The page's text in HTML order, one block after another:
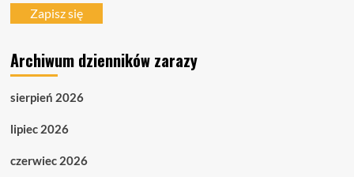
mailZapisz się
Archiwum dzienników zarazy
sierpień 2026
lipiec 2026
czerwiec 2026